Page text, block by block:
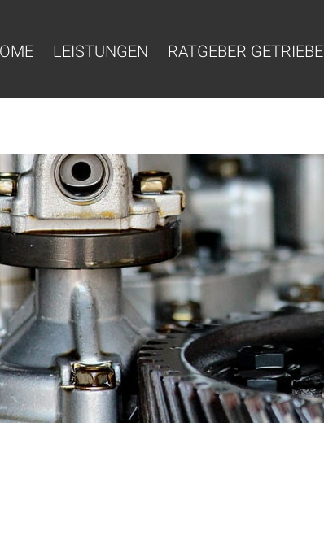
LEISTUNGEN RATGEBER GETRIEBE